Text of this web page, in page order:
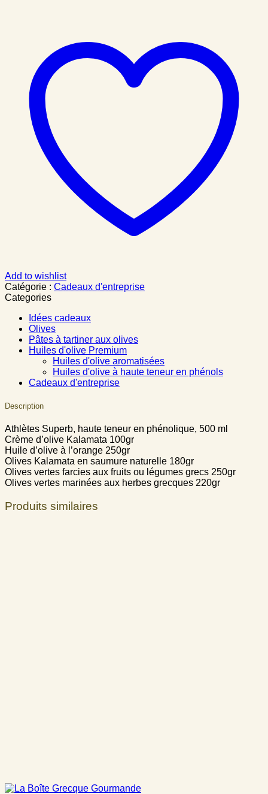
Add to wishlist
Catégorie : Cadeaux d'entreprise
Categories
Idées cadeaux
Olives
Pâtes à tartiner aux olives
Huiles d'olive Premium
Huiles d'olive aromatisées
Huiles d'olive à haute teneur en phénols
Cadeaux d'entreprise
Description
Athlètes Superb, haute teneur en phénolique, 500 ml
Crème d’olive Kalamata 100gr
Huile d’olive à l’orange 250gr
Olives Kalamata en saumure naturelle 180gr
Olives vertes farcies aux fruits ou légumes grecs 250gr
Olives vertes marinées aux herbes grecques 220gr
Produits similaires